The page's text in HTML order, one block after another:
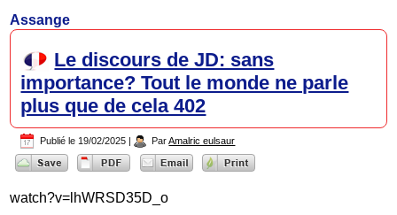
Assange
Le discours de JD: sans
importance? Tout le monde ne parle
plus que de cela 402
Publié le 19/02/2025 | Par Amalric eulsaur
watch?v=lhWRSD35D_o